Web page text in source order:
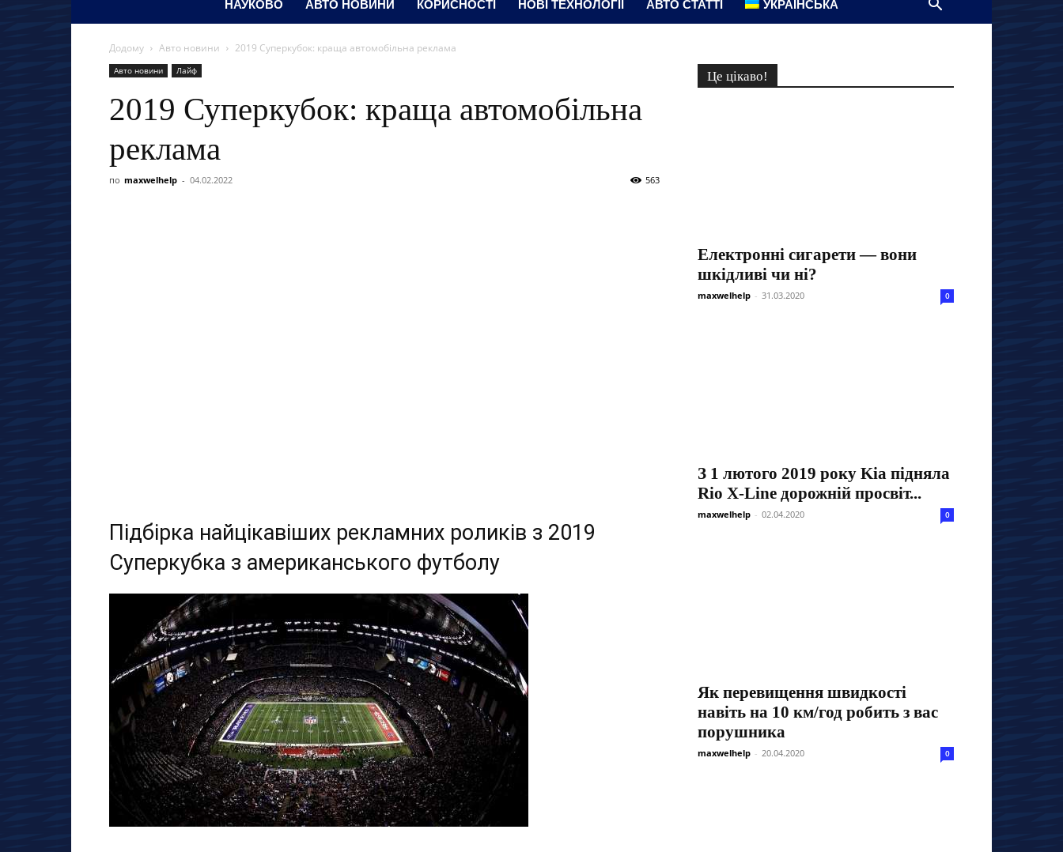
НАУКОВО АВТО НОВИНИ КОРИСНОСТІ НОВІ ТЕХНОЛОГІЇ АВТО СТАТТІ УКРАЇНСЬКА
Додому Авто новини 2019 Суперкубок: краща автомобільна реклама
Авто новини Лайф
2019 Суперкубок: краща автомобільна
реклама
по maxwelhelp - 04.02.2022 563
Підбірка найцікавіших рекламних роликів з 2019
Суперкубка з американського футболу
Це цікаво!
Електронні сигарети — вони
шкідливі чи ні?
maxwelhelp - 31.03.2020 0
З 1 лютого 2019 року Kia підняла
Rio X-Line дорожній просвіт...
maxwelhelp - 02.04.2020 0
Як перевищення швидкості
навіть на 10 км/год робить з вас
порушника
maxwelhelp - 20.04.2020 0